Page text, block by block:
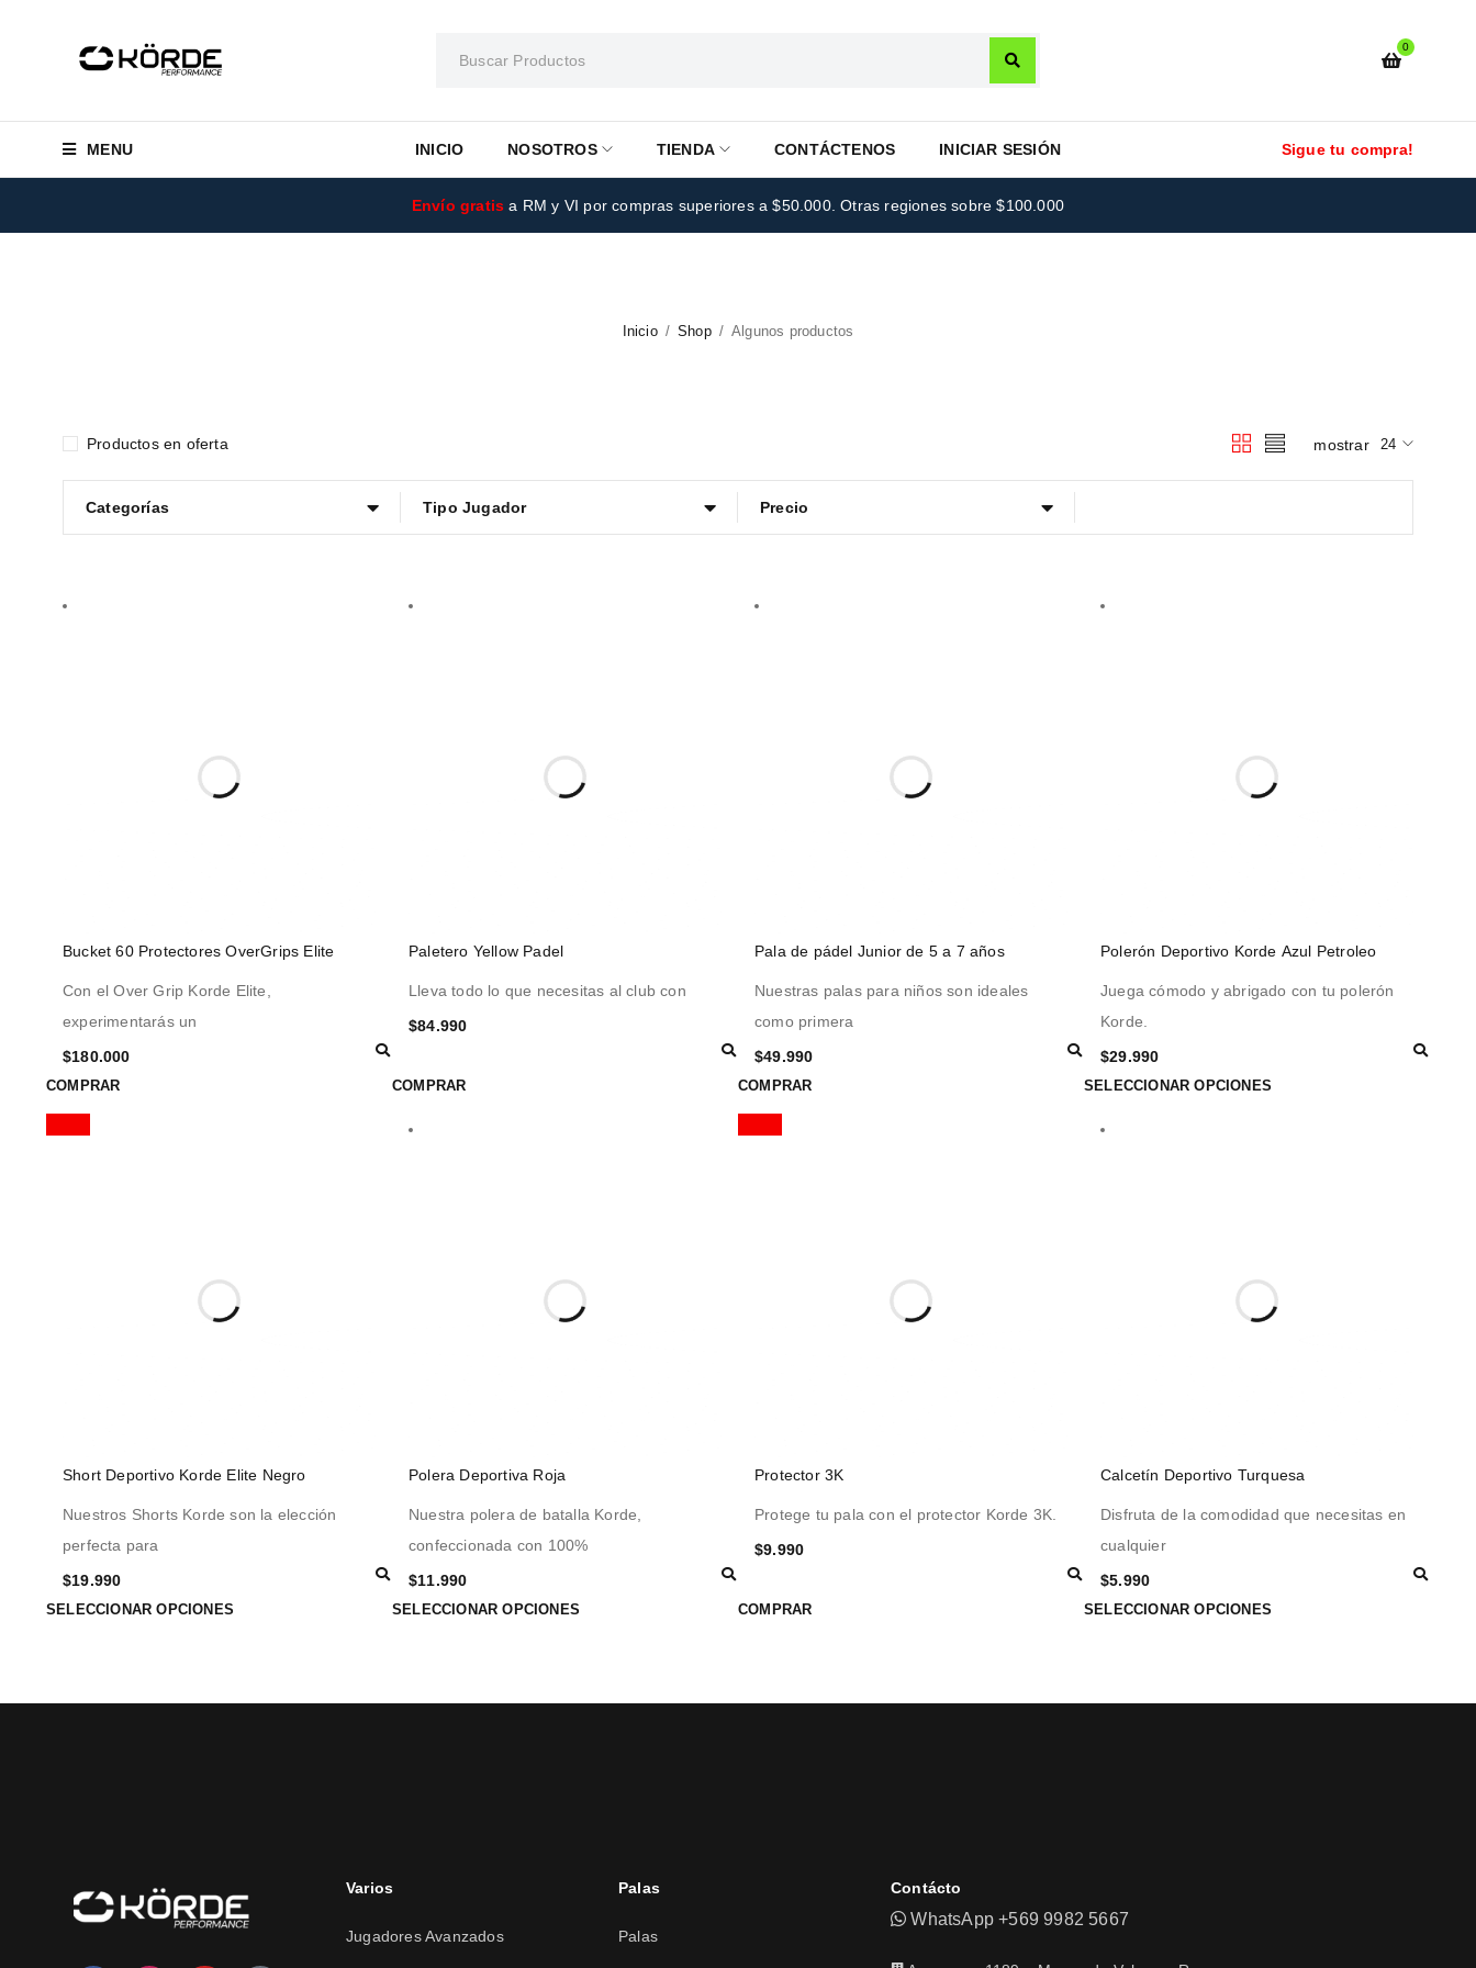
0
MENU INICIO NOSOTROS TIENDA CONTÁCTENOS INICIAR SESIÓN Sigue tu compra!
Envío gratis a RM y VI por compras superiores a $50.000. Otras regiones sobre $100.000
Inicio / Shop / Algunos productos
mostrar 24
Productos en oferta
Categorías Tipo Jugador Precio
Bucket 60 Protectores OverGrips Elite
Con el Over Grip Korde Elite,
experimentarás un
$180.000
COMPRAR
Paletero Yellow Padel
Lleva todo lo que necesitas al club con
$84.990
COMPRAR
Pala de pádel Junior de 5 a 7 años
Nuestras palas para niños son ideales
como primera
$49.990
COMPRAR
Polerón Deportivo Korde Azul Petroleo
Juega cómodo y abrigado con tu polerón
Korde.
$29.990
SELECCIONAR OPCIONES
Short Deportivo Korde Elite Negro
Nuestros Shorts Korde son la elección
perfecta para
$19.990
SELECCIONAR OPCIONES
Polera Deportiva Roja
Nuestra polera de batalla Korde,
confeccionada con 100%
$11.990
SELECCIONAR OPCIONES
Protector 3K
Protege tu pala con el protector Korde 3K.
$9.990
COMPRAR
Calcetín Deportivo Turquesa
Disfruta de la comodidad que necesitas en
cualquier
$5.990
SELECCIONAR OPCIONES
Varios
Jugadores Avanzados
Palas
Palas
Contácto
WhatsApp +569 9982 5667